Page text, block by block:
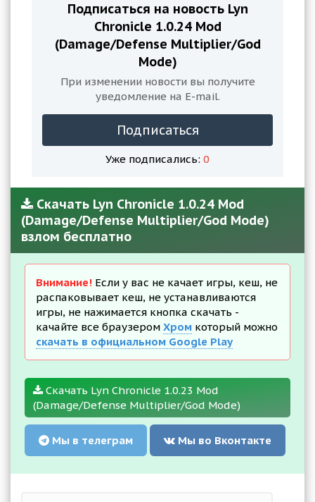
Подписаться на новость Lyn
Chronicle 1.0.24 Mod
(Damage/Defense Multiplier/God
Mode)
При изменении новости вы получите
уведомление на E-mail.
Подписаться
Уже подписались: 0
Скачать Lyn Chronicle 1.0.24 Mod
(Damage/Defense Multiplier/God Mode)
взлом бесплатно
Внимание! Если у вас не качает игры, кеш, не
распаковывает кеш, не устанавливаются
игры, не нажимается кнопка скачать -
качайте все браузером Хром который можно
скачать в официальном Google Play
Скачать Lyn Chronicle 1.0.23 Mod
(Damage/Defense Multiplier/God Mode)
Мы в телеграм Мы во Вконтакте